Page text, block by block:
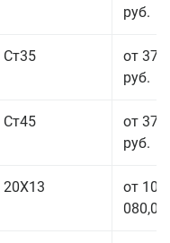
руб.
Ст35
от 37
руб.
Ст45
от 37
руб.
20Х13
от 101
080,00